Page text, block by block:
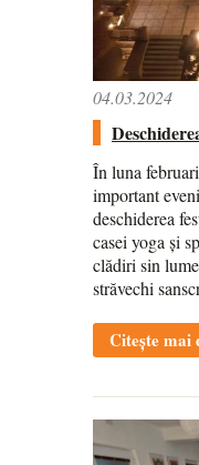
04.03.2024
În luna
important
deschiderea
casei yoga și
clădiri sin
străvechi
Citește mai